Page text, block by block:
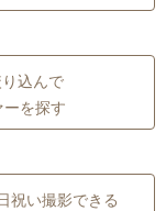
込んで
を探す
祝い撮影できる